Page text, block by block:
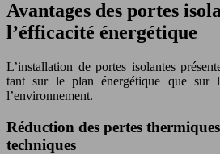
Avantages des portes
l’éfficacité énergétique
L’installation de portes isolantes
tant sur le plan énergétique que
l’environnement.
Réduction des pertes
techniques